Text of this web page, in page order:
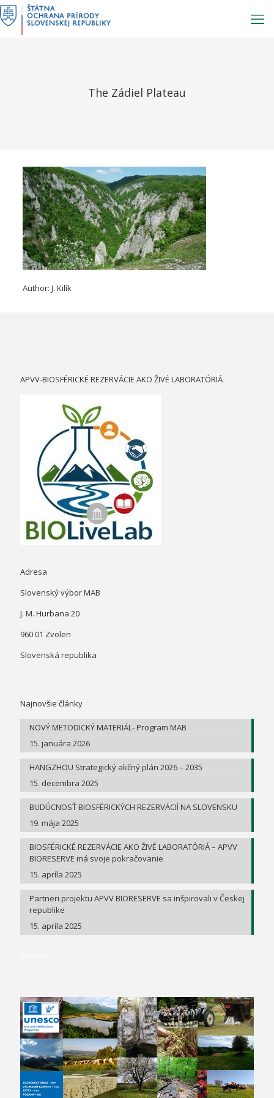
Prejsť
na
obsah
The Zádiel Plateau
Author: J. Kilík
APVV-BIOSFÉRICKÉ REZERVÁCIE AKO ŽIVÉ LABORATÓRIÁ
Adresa
Slovenský výbor MAB
J. M. Hurbana 20
960 01 Zvolen
Slovenská republika
Najnovšie články
NOVÝ METODICKÝ MATERIÁL- Program MAB
15. januára 2026
HANGZHOU Strategický akčný plán 2026 – 2035
15. decembra 2025
BUDÚCNOSŤ BIOSFÉRICKÝCH REZERVÁCIÍ NA SLOVENSKU
19. mája 2025
BIOSFÉRICKÉ REZERVÁCIE AKO ŽIVÉ LABORATÓRIÁ – APVV
BIORESERVE má svoje pokračovanie
15. apríla 2025
Partneri projektu APVV BIORESERVE sa inšpirovali v Českej
republike
15. apríla 2025